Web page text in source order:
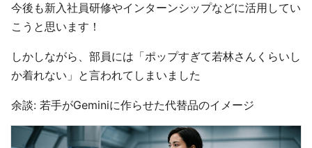
今後も新入社員研修やインターンシップなどに活用してい
こうと思います！
しかしながら、部員には「ポップすぎて若林さんくらいし
か着れない」と言われてしまいました
余談: 若手がGeminiに作らせた代替品のイメージ